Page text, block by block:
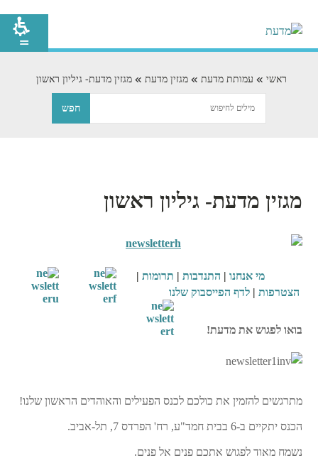
ראשי עמותת מדעת מגזין מדעת מגזין מדעת- גיליון ראשון
מגזין מדעת- גיליון ראשון
מי אנחנו | התנדבות | תרומות |
הצטרפות |לדף הפייסבוק שלנו
בואו לפגוש את מדעת!
מתרגשים להזמין את כולכם לכנס הפעילים והאוהדים הראשון שלנו!
הכנס יתקיים ב-6 בבית חמד"ע, רח' הפרדס 7, תל-אביב.
נשמח מאוד לפגוש אתכם פנים אל פנים.